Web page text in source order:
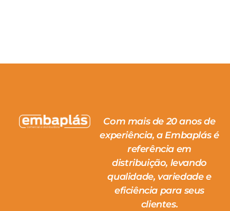
Com mais de 20 anos de
experiência, a Embaplás é
referência em
distribuição, levando
qualidade, variedade e
eficiência para seus
clientes.